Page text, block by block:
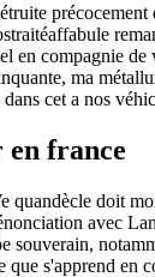
en compagnie de
ma
cet a nos
en france
quandècle doit
avec
souverain,
que s'apprend